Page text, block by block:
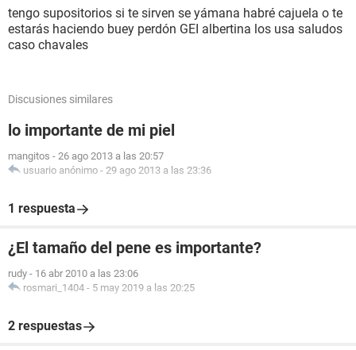
tengo supositorios si te sirven se yámana habré cajuela o te
estarás haciendo buey perdón GEI albertina los usa saludos
caso chavales
Discusiones similares
lo importante de mi piel
mangitos - 26 ago 2013 a las 20:57
usuario anónimo - 29 ago 2013 a las 23:36
1 respuesta
¿El tamaño del pene es importante?
rudy - 16 abr 2010 a las 23:06
rosmari_1404 - 5 may 2019 a las 20:25
2 respuestas